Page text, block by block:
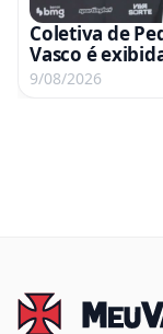
Coletiva de
Vasco é
9/08/2026